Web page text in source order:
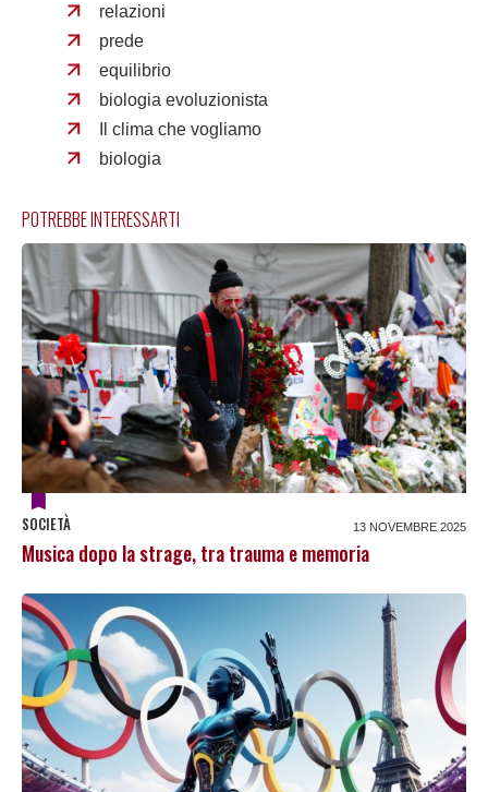
relazioni
prede
equilibrio
biologia evoluzionista
Il clima che vogliamo
biologia
POTREBBE INTERESSARTI
SOCIETÀ 13 NOVEMBRE 2025
Musica dopo la strage, tra trauma e memoria